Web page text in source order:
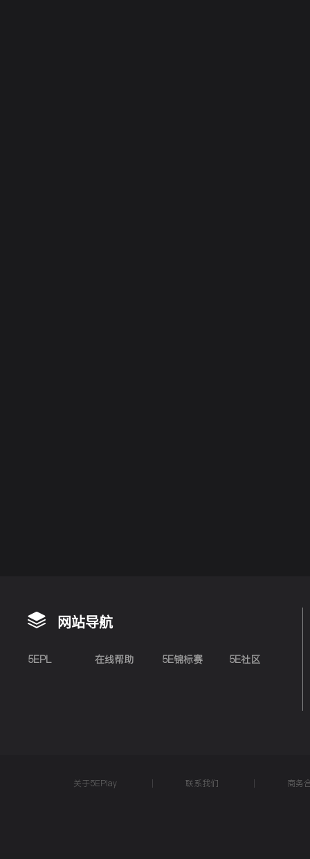
网站导航
5EPL 在线帮助 5E锦标赛 5E社区
关于5EPlay 联系我们 商务